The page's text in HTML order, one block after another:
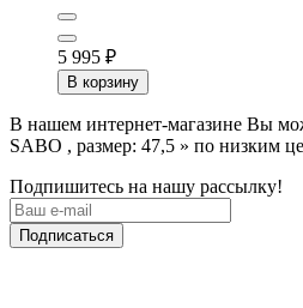
5 995 ₽
В корзину
В нашем интернет-магазине Вы
SABO , размер: 47,5 » по низким
Подпишитесь на нашу рассылку!
Подписаться